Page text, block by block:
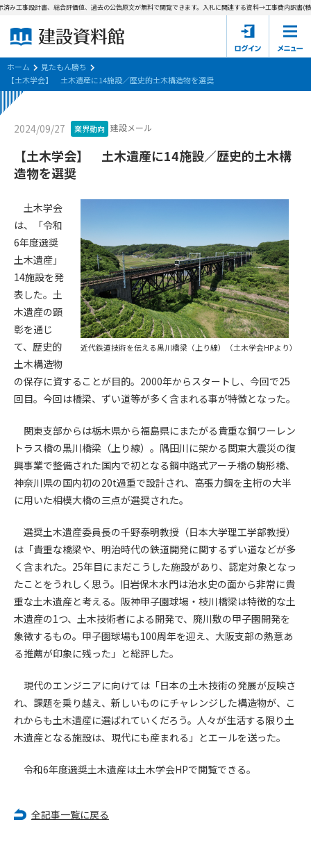
建設資料館とは
東京都の入札資料
国土交通省の入札資料
見たもん勝ち
会員登録について
サポーター会員一覧
会社概要 お問い合わせ
個人情報保護方針
会員規約
工事設計書、総合評価値、過去の公告原文が無料で閲覧できます。入札に関連する資料→工事費内訳書(積
ホーム
見たもん勝ち
【土木学会】 土木遺産に14施設／歴史的土木構造物を選奨
2024/09/27 業界動向 建設メール
【土木学会】 土木遺産に14施設／歴史的土木構
造物を選奨
近代鉄道技術を伝える黒川橋梁（上り線）（土木学会HPより）
土木学会
は、「令和
6年度選奨
土木遺産」
14施設を発
表した。土
木遺産の顕
彰を通じ
て、歴史的
土木構造物
の保存に資することが目的。2000年からスタートし、今回で25
回目。今回は橋梁、ずい道等が多く含まれる事が特徴となった。
関東支部からは栃木県から福島県にまたがる貴重な鋼ワーレン
トラス橋の黒川橋梁（上り線）。隅田川に架かる関東大震災の復
興事業で整備された国内で初となる鋼中路式アーチ橋の駒形橋、
神奈川県の国内初の20t過重で設計され、高張力鋼を主桁の大半
に用いた相模大橋の三点が選奨された。
選奨土木遺産委員長の千野泰明教授（日本大学理工学部教授）
は「貴重な橋梁や、明治時代の鉄道開発に関するずい道などが多
く含まれた。25年目にまだこうした施設があり、認定対象となっ
たことをうれしく思う。旧岩保木水門は治水史の面から非常に貴
重な土木遺産と考える。阪神甲子園球場・枝川橋梁は特徴的な土
木遺産の1つ、土木技術者による開発で、廃川敷の甲子園開発を
象徴するもの。甲子園球場も100周年を迎え、大阪支部の熱意あ
る推薦が印象に残った」と総評した。
現代のエンジニアに向けては「日本の土木技術の発展が反映さ
れ、課題を乗り越え、新しいものにチャレンジした構造物が、こ
れからも土木遺産に選ばれていくだろう。人々が生活する限り土
木遺産となる施設は、現代にも産まれる」とエールを送った。
令和6年度選奨土木遺産は土木学会HPで閲覧できる。
全記事一覧に戻る
第1条（規約の目的）
会員サービスの利用条件等について定めるものです。
2. 管理者が建設資料館WEB上で随時掲載するルールは本規約の
一部を構成するものとします。
第2条（規約の変更）
本規約は、会員の了承を得ることなく、随時変更されることが
あります。変更内容は、建設資料館WEB上に表示した時点で直
ちに全ての会員が了承したものとみなします。
第4条（会員審査および資格の取り消し）
会員とは、本規約を承諾の上、所定の会員申込手続きを完了
後、管理者がこれを承認した者をいいます。
第4条（会員の定義と登録）
の何れかの項目に該当することがわかった場合、その者の会
員としての権限を承認しないことがあります。
(1) 会員申し込みをした者が実在しなかった場合
(2) 本規約に違反した場合/li>
(3) 会員申し込みの際、申告事項に虚偽があった場合
理を行わなかった場合
(5) その他管理者が会員とすることを不適当と判断した場合
2. 管理者は承認後であっても承認した会員が前項の何れかに該
当することが判明した場合、会員資格を取り消すことがあり
ます。
第5条（IDおよびパスワードの管理）
1. 会員は申込の際に管理者が発行したIDおよびパスワードの使
用および管理について責任を負うものとします。
その他形態を問わず、第三者に利用させることはできませ
ん。
3. 会員は、IDおよびパスワードの管理不十分、使用上の過誤、
第三者（他の会員を含む）の使用等による損害について責任
す。